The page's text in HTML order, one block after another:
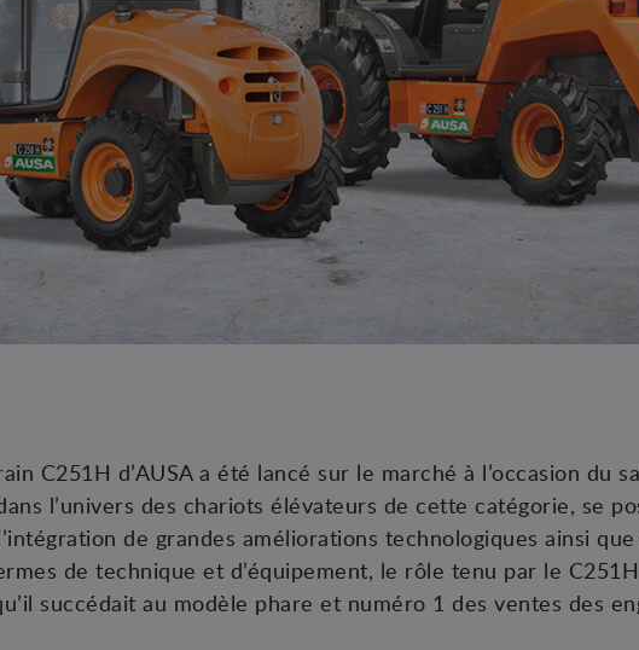
C251H d’AUSA a été lancé sur le marché à l’occasion du
l’univers des chariots élévateurs de cette catégorie, se
de grandes améliorations technologiques ainsi
de technique et d’équipement, le rôle tenu par le C251H
succédait au modèle phare et numéro 1 des ventes des